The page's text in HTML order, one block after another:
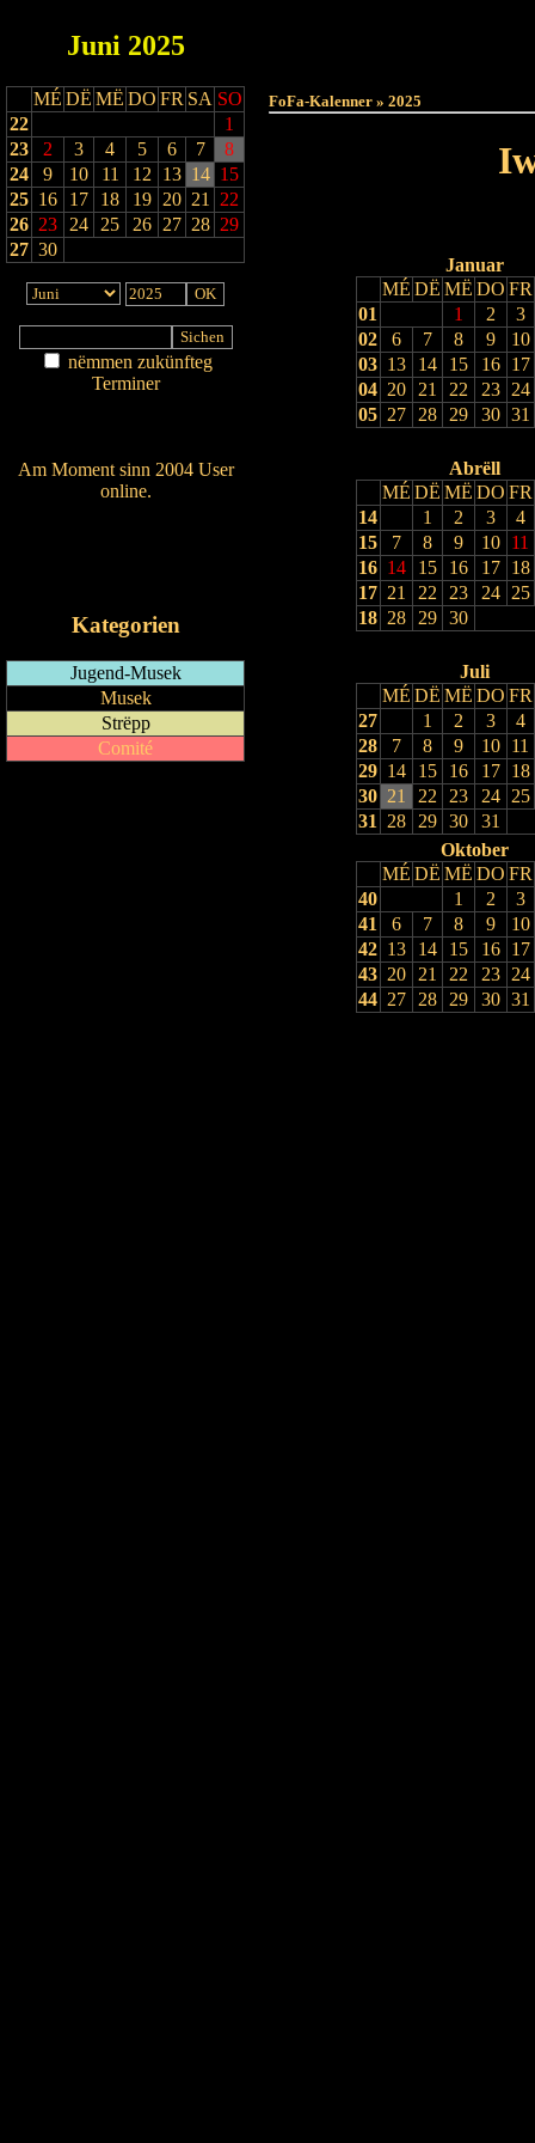
Juni 2025
MÉ DË MË DO FR SA SO
22
1
23
2 3 4 5 6 7
8
24
9 10 11 12 13 14 15
25 16 17 18 19 20 21
22
26 23 24 25 26 27 28 29
27 30
nëmmen zukünfteg
Terminer
Am Moment sinn 2004 User
online.
Kategorien
Jugend-Musek
Musek
Strëpp
Comité
FoFa-Kalenner » 2025
Januar
MÉ DË MË DO FR
01
1 2
3
02
6 7 8 9
10
03 13 14 15 16
17
04 20 21 22 23
24
05 27 28 29 30 31
Abrëll
MÉ DË MË DO FR
14
1 2 3
4
15
7 8 9 10
11
16 14 15 16 17
18
17 21 22 23 24
25
18 28 29 30
Juli
MÉ DË MË DO FR
27
1 2 3
4
28
7 8 9 10
11
29 14 15 16 17
18
30 21 22 23 24
25
31
28 29 30
31
Oktober
MÉ DË MË DO FR
40
1 2
3
41
6 7 8 9
10
42 13 14 15 16
17
43 20 21 22 23
24
44 27 28 29 30 31